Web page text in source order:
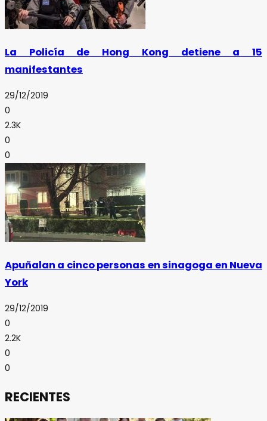
La Policía de Hong Kong detiene a 15
manifestantes
29/12/2019
0
2.3K
0
0
Apuñalan a cinco personas en sinagoga en Nueva
York
29/12/2019
0
2.2K
0
0
RECIENTES